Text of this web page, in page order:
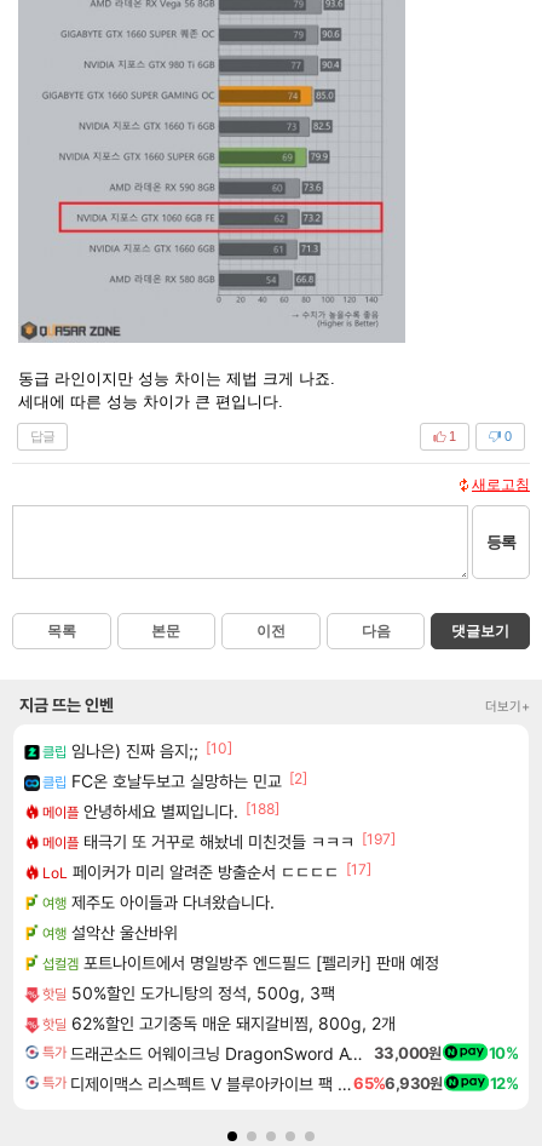
동급 라인이지만 성능 차이는 제법 크게 나죠.
세대에 따른 성능 차이가 큰 편입니다.
답글 0
1
새로고침
등록
목록 본문 이전 다음 댓글보기
지금 뜨는 인벤 더보기+
클립 임나은) 진짜 음지;; [10]
클립 FC온 호날두보고 실망하는 민교 [2]
메이플 안녕하세요 별찌입니다. [188]
메이플 태극기 또 거꾸로 해놨네 미친것들 ㅋㅋㅋ
[197]
LoL 페이커가 미리 알려준 방출순서 ㄷㄷㄷㄷ
[17]
여행 제주도 아이들과 다녀왔습니다.
여행 설악산 울산바위
섭컬겜 포트나이트에서 명일방주 엔드필드 [펠리카] 판매 예정
핫딜 50%할인 도가니탕의 정석, 500g, 3팩
핫딜 62%할인 고기중독 매운 돼지갈비찜, 800g, 2개
특가 드래곤소드 어웨이크닝 DragonSword Awakening 33,000원 10%
특가 디제이맥스 리스펙트 V 블루아카이브 팩 DJMAX RESPECT V Blue Archive Pack DLC65%6,930원 12%